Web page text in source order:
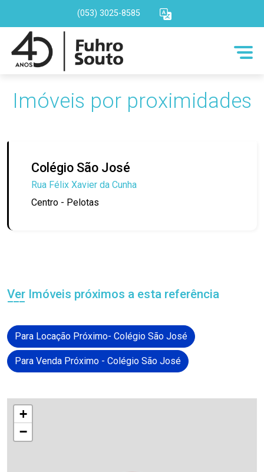
(053) 3025-8585
Imóveis por proximidades
Colégio São José
Rua Félix Xavier da Cunha
Centro - Pelotas
Ver Imóveis próximos a esta referência
Para Locação Próximo- Colégio São José
Para Venda Próximo - Colégio São José
+
−